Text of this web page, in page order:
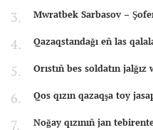
Mwratbek Sarbasov –
Qazaqstandağı eñ las
Orıstıñ bes soldatın jalğız
Qos qızın qazaqşa toy
Noğay qızınıñ jan